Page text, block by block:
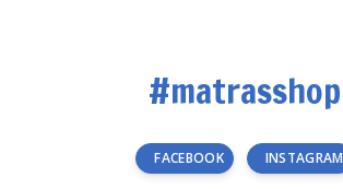
#matrasshop
FACEBOOK INSTAGRAM